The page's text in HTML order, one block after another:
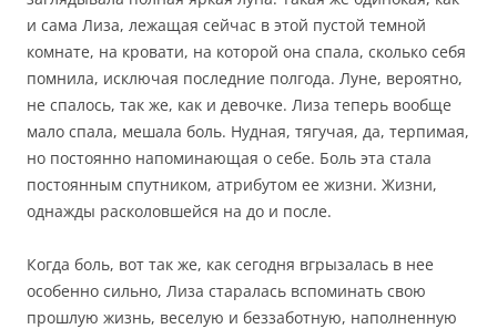
и сама Лиза, лежащая сейчас в этой пустой темной
комнате, на кровати, на которой она спала, сколько себя
помнила, исключая последние полгода. Луне, вероятно,
не спалось, так же, как и девочке. Лиза теперь вообще
мало спала, мешала боль. Нудная, тягучая, да, терпимая,
но постоянно напоминающая о себе. Боль эта стала
постоянным спутником, атрибутом ее жизни. Жизни,
однажды расколовшейся на до и после.
Когда боль, вот так же, как сегодня вгрызалась в нее
особенно сильно, Лиза старалась вспоминать свою
прошлую жизнь, веселую и беззаботную, наполненную